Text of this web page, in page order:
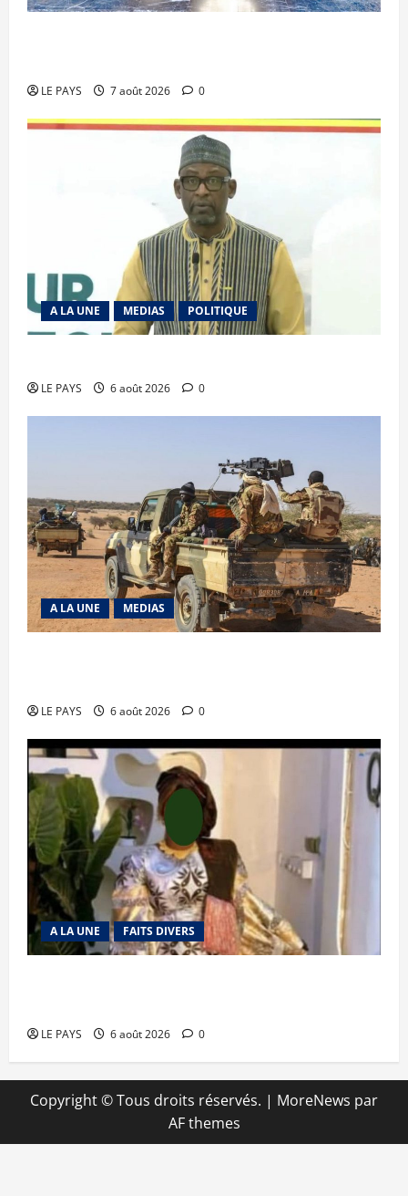
LE PAYS 7 août 2026 0
A LA UNE MEDIAS POLITIQUE
LE PAYS 6 août 2026 0
A LA UNE MEDIAS
LE PAYS 6 août 2026 0
A LA UNE FAITS DIVERS
LE PAYS 6 août 2026 0
Copyright © Tous droits réservés. | MoreNews par
AF themes